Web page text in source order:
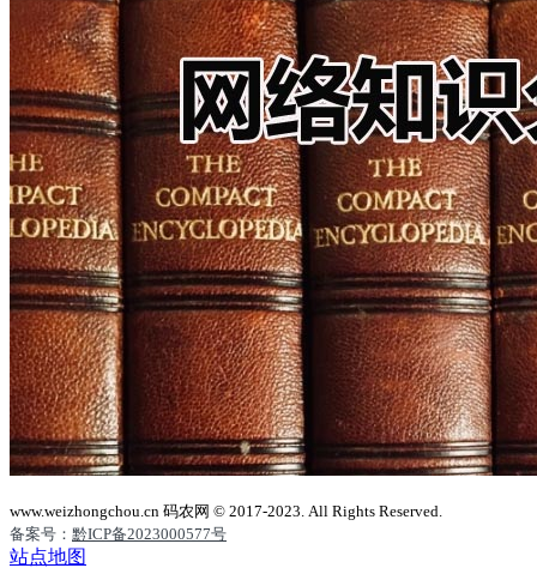
www.weizhongchou.cn 码农网 © 2017-2023. All Rights Reserved.
备案号： 黔ICP备2023000577号
站点地图